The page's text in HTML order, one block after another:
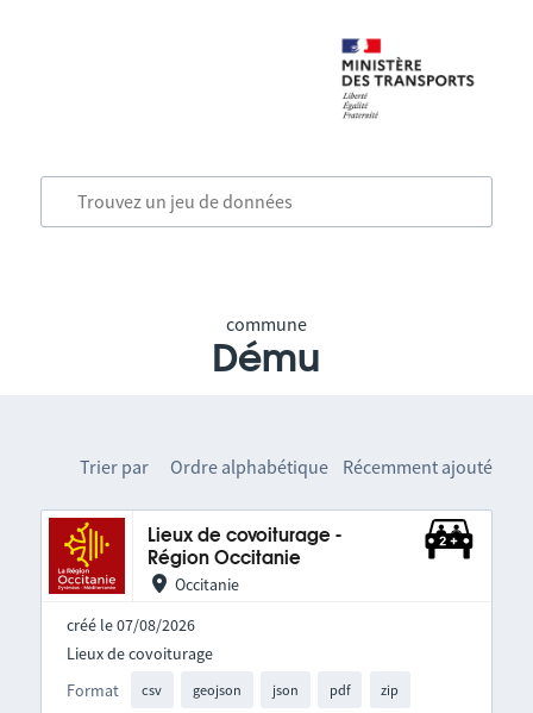
commune
Dému
Trier par Ordre alphabétique Récemment ajouté
Lieux de covoiturage -
Région Occitanie
Occitanie
créé le 07/08/2026
Format csv geojson json pdf zip
Lieux de covoiturage